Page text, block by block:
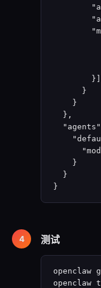
        }]
      }
    }
  },
    }
  }
}
测试
openclaw
openclaw